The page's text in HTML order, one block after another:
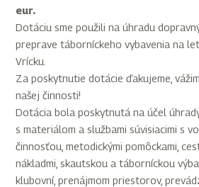
eur.
Dotáciu sme použili na úhradu
preprave táborníckeho vybavenia na
Vrícku.
Za poskytnutie dotácie ďakujeme,
našej činnosti!
Dotácia bola poskytnutá na účel
s materiálom a službami súvisiacimi s
činnosťou, metodickými pomôckami,
nákladmi, skautskou a táborníckou
klubovní, prenájmom priestorov,